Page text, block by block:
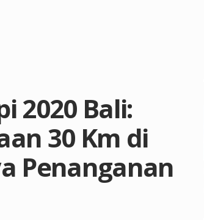
2020 Bali:
30 Km di
Penanganan